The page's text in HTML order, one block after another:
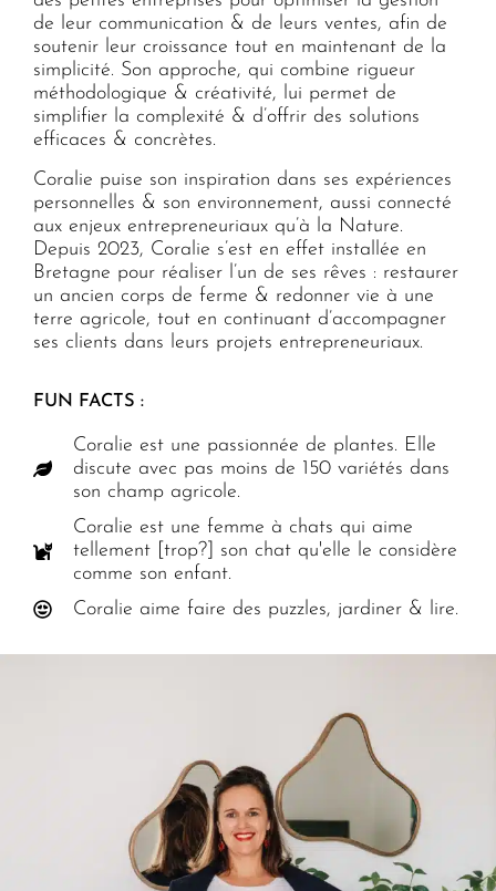
de leur communication & de leurs ventes, afin de
soutenir leur croissance tout en maintenant de la
simplicité. Son approche, qui combine rigueur
méthodologique & créativité, lui permet de
simplifier la complexité & d’offrir des solutions
efficaces & concrètes.
Coralie puise son inspiration dans ses expériences
personnelles & son environnement, aussi connecté
aux enjeux entrepreneuriaux qu’à la Nature.
Depuis 2023, Coralie s’est en effet installée en
Bretagne pour réaliser l’un de ses rêves : restaurer
un ancien corps de ferme & redonner vie à une
terre agricole, tout en continuant d’accompagner
ses clients dans leurs projets entrepreneuriaux.
FUN FACTS :
Coralie est une passionnée de plantes. Elle
discute avec pas moins de 150 variétés dans
son champ agricole.
Coralie est une femme à chats qui aime
tellement [trop?] son chat qu'elle le considère
comme son enfant.
Coralie aime faire des puzzles, jardiner & lire.